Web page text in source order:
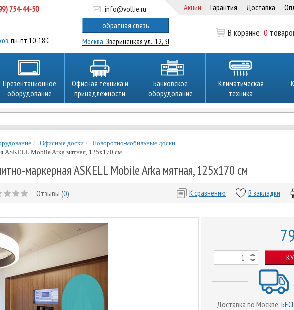
754-44-50
пн-пт 10-18:00
info@vollie.ru
обратная связь
Москва,Зверинецкая ул., 12, 3Ц
Акции Гарантия Доставка
В корзине:0
Презентационное
оборудование
Офисная техника и
принадлежности
Банковское
оборудование
Климатическая
техника
Офисные доски
Поворотно-мобильные доски
ASKELL Mobile Arka мятная, 125х170 см
маркерная ASKELL Mobile Arka мятная, 125х170 см
Отзывы (0) В закладки
К сравнению
Доставка по Москве: